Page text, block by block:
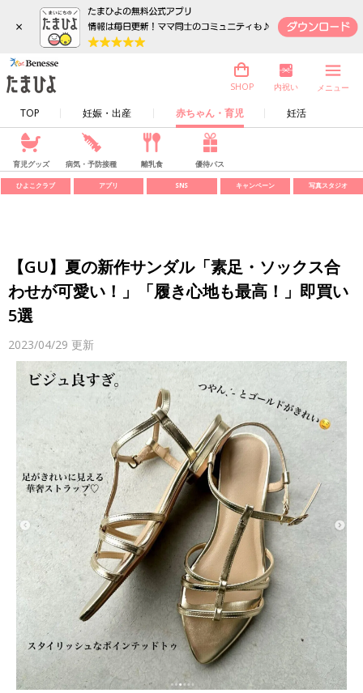
×
TOP 妊娠・出産 赤ちゃん・育児 妊活
SHOP 内祝い メニュー
育児グッズ 病気・予防接種 離乳食 優待パス
ひよこクラブ アプリ SNS キャンペーン 写真スタジオ
【GU】夏の新作サンダル「素足・ソックス合
わせが可愛い！」「履き心地も最高！」即買い
5選
2023/04/29 更新